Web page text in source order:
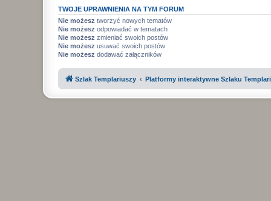
TWOJE UPRAWNIENIA NA TYM FORUM
Nie możesz tworzyć nowych tematów
Nie możesz odpowiadać w tematach
Nie możesz zmieniać swoich postów
Nie możesz usuwać swoich postów
Nie możesz dodawać załączników
Szlak Templariuszy Platformy interaktywne Szlaku